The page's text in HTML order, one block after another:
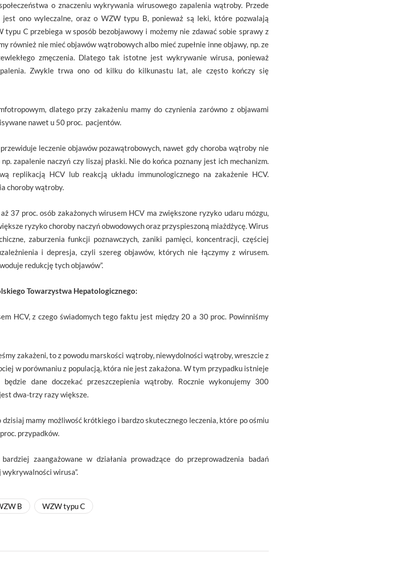
o znaczeniu wykrywania wirusowego zapalenia wątroby. Przede
ono wyleczalne, oraz o WZW typu B, ponieważ są leki, które pozwalają
C przebiega w sposób bezobjawowy i możemy nie zdawać sobie sprawy z
również nie mieć objawów wątrobowych albo mieć zupełnie inne objawy, np. ze
zmęczenia. Dlatego tak istotne jest wykrywanie wirusa, ponieważ
Zwykle trwa ono od kilku do kilkunastu lat, ale często kończy się
dlatego przy zakażeniu mamy do czynienia zarówno z objawami
nawet u 50 proc. pacjentów.
leczenie objawów pozawątrobowych, nawet gdy choroba wątroby nie
zapalenie naczyń czy liszaj płaski. Nie do końca poznany jest ich mechanizm.
replikacją HCV lub reakcją układu immunologicznego na zakażenie HCV.
choroby wątroby.
37 proc. osób zakażonych wirusem HCV ma zwiększone ryzyko udaru mózgu,
ryzyko choroby naczyń obwodowych oraz przyspieszoną miażdżycę. Wirus
zaburzenia funkcji poznawczych, zaniki pamięci, koncentracji, częściej
i depresja, czyli szereg objawów, których nie łączymy z wirusem.
redukcję tych objawów”.
Towarzystwa Hepatologicznego:
HCV, z czego świadomych tego faktu jest między 20 a 30 proc. Powinniśmy
zakażeni, to z powodu marskości wątroby, niewydolności wątroby, wreszcie z
w porównaniu z populacją, która nie jest zakażona. W tym przypadku istnieje
dane doczekać przeszczepienia wątroby. Rocznie wykonujemy 300
dwa-trzy razy większe.
mamy możliwość krótkiego i bardzo skutecznego leczenia, które po ośmiu
przypadków.
zaangażowane w działania prowadzące do przeprowadzenia badań
wirusa”.
B WZW typu C